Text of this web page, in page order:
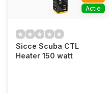
Actie
Sicce Scuba CTL
Heater 150 watt